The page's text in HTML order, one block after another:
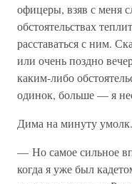
офицеры, взяв с меня
обстоятельствах
расставаться с ним.
или очень поздно
каким-либо
одинок, больше — я
Дима на минуту умолк.
— Но самое сильное
когда я уже был